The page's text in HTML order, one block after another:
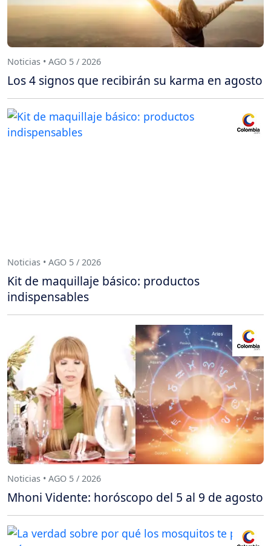
Noticias • AGO 5 / 2026
Los 4 signos que recibirán su karma en agosto
Noticias • AGO 5 / 2026
Kit de maquillaje básico: productos
indispensables
Noticias • AGO 5 / 2026
Mhoni Vidente: horóscopo del 5 al 9 de agosto